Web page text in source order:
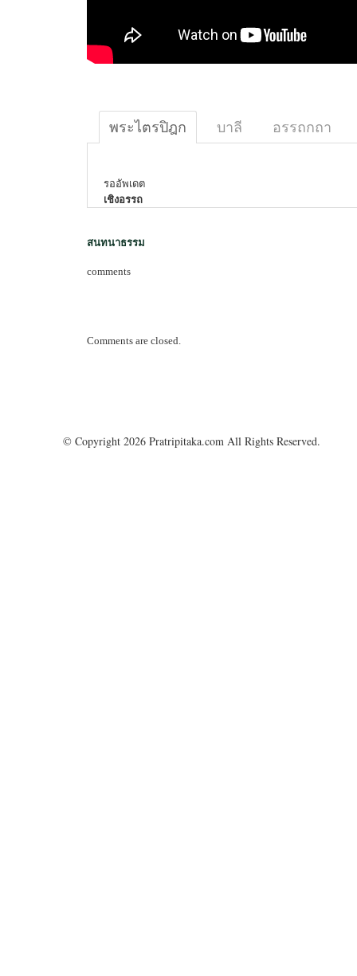
พระไตรปิฎก บาลี อรรถกถา
รออัพเดต
เชิงอรรถ
สนทนาธรรม
comments
Comments are closed.
© Copyright 2026 Pratripitaka.com All Rights Reserved.